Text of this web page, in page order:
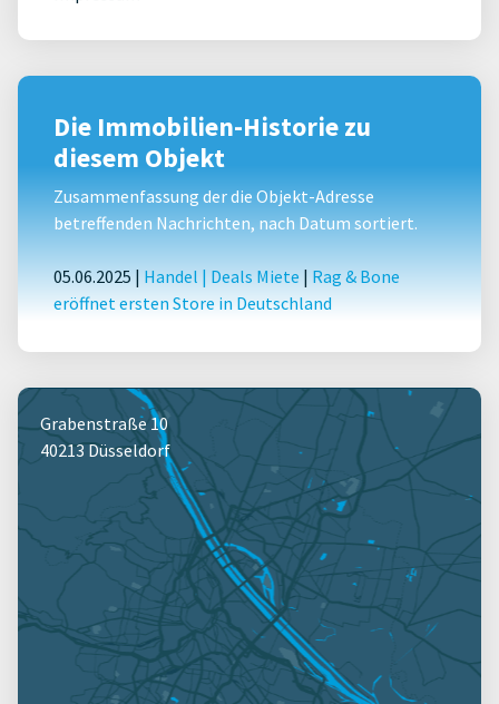
Die Immobilien-Historie zu
diesem Objekt
Zusammenfassung der die Objekt-Adresse
betreffenden Nachrichten, nach Datum sortiert.
05.06.2025 | Handel | Deals Miete | Rag & Bone
eröffnet ersten Store in Deutschland
Grabenstraße 10
40213 Düsseldorf